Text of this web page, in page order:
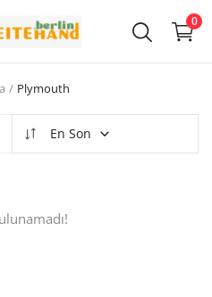
0
Plymouth
En Son